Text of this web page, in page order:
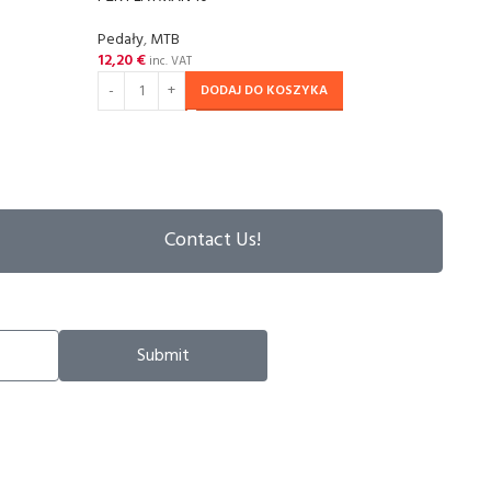
Pedały,MTB
12,20€ inc. VAT
DODAJ DO KOSZYKA
Contact Us!
Submit